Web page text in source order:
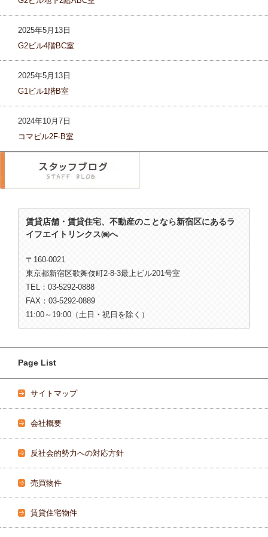
2025年5月13日
G2ビル4階BC室
2025年5月13日
G1ビル1階B室
2024年10月7日
コマビル2F-B室
賃貸店舗・賃貸住宅、不動産のことなら新宿区にあるラ
イフエイトリンクス㈱へ
〒160-0021
東京都新宿区歌舞伎町2-8-3最上ビル201号室
TEL：03-5292-0888
FAX：03-5292-0889
11:00～19:00（土日・祝日を除く）
Page List
サイトマップ
会社概要
反社会的勢力への対応方針
売買物件
賃貸住宅物件